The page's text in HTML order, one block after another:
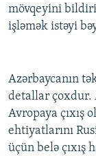
mövqeyini
işləmək istəyi
Azərbaycanın
detallar çoxdur.
Avropaya çıxış
ehtiyatlarını
üçün belə çıxış